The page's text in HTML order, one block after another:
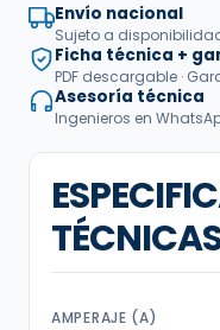
Envío nacional
Sujeto a
Ficha técnica +
PDF descargable ·
Asesoría técnica
Ingenieros en
AMPERAJE (A)